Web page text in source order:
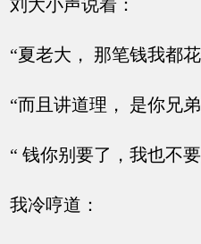
刘大小声说着：
“夏老大， 那笔钱我都
“而且讲道理， 是你兄
“ 钱你别要了，我也不
我冷哼道：